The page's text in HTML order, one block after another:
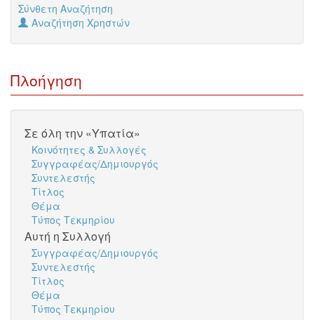
Σύνθετη Αναζήτηση
Αναζήτηση Χρηστών
Πλοήγηση
Σε όλη την «Υπατία»
Κοινότητες & Συλλογές
Συγγραφέας/Δημιουργός
Συντελεστής
Τίτλος
Θέμα
Τύπος Τεκμηρίου
Αυτή η Συλλογή
Συγγραφέας/Δημιουργός
Συντελεστής
Τίτλος
Θέμα
Τύπος Τεκμηρίου